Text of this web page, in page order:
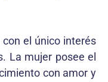
el único interés
La mujer posee el
con amor y